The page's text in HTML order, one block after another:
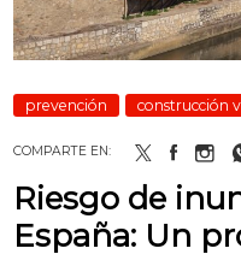
prevención construcción
COMPARTE EN:
Riesgo de
España: Un